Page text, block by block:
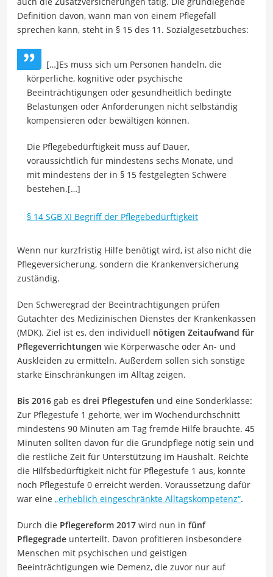
Definition davon, wann man von einem Pflegefall
sprechen kann, steht in § 15 des 11. Sozialgesetzbuches:
[…]Es muss sich um Personen handeln, die
körperliche, kognitive oder psychische
Beeinträchtigungen oder gesundheitlich bedingte
Belastungen oder Anforderungen nicht selbständig
kompensieren oder bewältigen können.
Die Pflegebedürftigkeit muss auf Dauer,
voraussichtlich für mindestens sechs Monate, und
mit mindestens der in § 15 festgelegten Schwere
bestehen.[…]
§ 14 SGB XI Begriff der Pflegebedürftigkeit
Wenn nur kurzfristig Hilfe benötigt wird, ist also nicht die
Pflegeversicherung, sondern die Krankenversicherung
zuständig.
Den Schweregrad der Beeinträchtigungen prüfen
Gutachter des Medizinischen Dienstes der Krankenkassen
(MDK). Ziel ist es, den individuell nötigen Zeitaufwand für
Pflegeverrichtungen wie Körperwäsche oder An- und
Auskleiden zu ermitteln. Außerdem sollen sich sonstige
starke Einschränkungen im Alltag zeigen.
Bis 2016 gab es drei Pflegestufen und eine Sonderklasse:
Zur Pflegestufe 1 gehörte, wer im Wochendurchschnitt
mindestens 90 Minuten am Tag fremde Hilfe brauchte. 45
Minuten sollten davon für die Grundpflege nötig sein und
die restliche Zeit für Unterstützung im Haushalt. Reichte
die Hilfsbedürftigkeit nicht für Pflegestufe 1 aus, konnte
noch Pflegestufe 0 erreicht werden. Voraussetzung dafür
war eine „erheblich eingeschränkte Alltagskompetenz“.
Durch die Pflegereform 2017 wird nun in fünf
Pflegegrade unterteilt. Davon profitieren insbesondere
Menschen mit psychischen und geistigen
Beeinträchtigungen wie Demenz, die zuvor nur auf